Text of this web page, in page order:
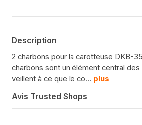
Description
2 charbons pour la carotteuse DKB-
charbons sont un élément central
veillent à ce que le co… plus
Avis Trusted Shops